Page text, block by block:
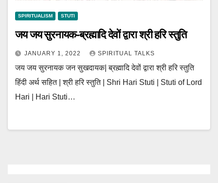
SPIRITUALISM STUTI
जय जय सुरनायक-ब्रह्मादि देवों द्वारा श्री हरि स्तुति
JANUARY 1, 2022 SPIRITUAL TALKS
जय जय सुरनायक जन सुखदायक| ब्रह्मादि देवों द्वारा श्री हरि स्तुति
हिंदी अर्थ सहित | श्री हरि स्तुति | Shri Hari Stuti | Stuti of Lord
Hari | Hari Stuti…